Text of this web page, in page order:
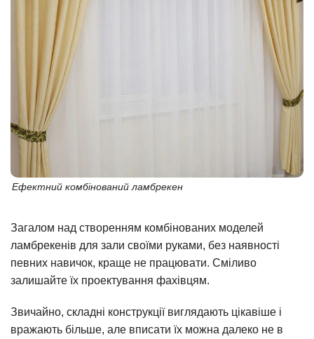
Ефектний комбінований ламбрекен
Загалом над створенням комбінованих моделей
ламбрекенів для зали своїми руками, без наявності
певних навичок, краще не працювати. Сміливо
залишайте їх проектування фахівцям.
Звичайно, складні конструкції виглядають цікавіше і
вражають більше, але вписати їх можна далеко не в